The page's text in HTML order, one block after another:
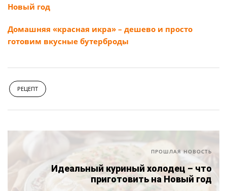
Новый год
Домашняя «красная икра» – дешево и просто
готовим вкусные бутерброды
РЕЦЕПТ
ПРОШЛАЯ НОВОСТЬ
Идеальный куриный холодец – что
приготовить на Новый год